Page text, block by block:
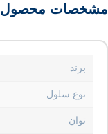
مشخصات محصول
برند
نوع سلول
توان